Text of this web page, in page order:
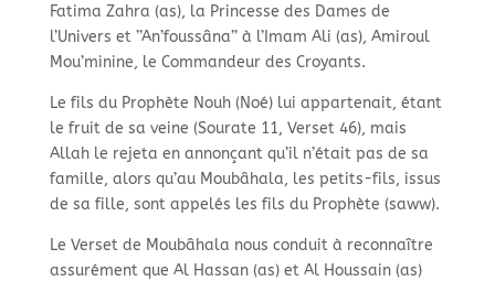
Fatima Zahra (as), la Princesse des Dames de
l’Univers et ’’An’foussâna’’ à l’Imam Ali (as), Amiroul
Mou’minine, le Commandeur des Croyants.
Le fils du Prophète Nouh (Noé) lui appartenait, étant
le fruit de sa veine (Sourate 11, Verset 46), mais
Allah le rejeta en annonçant qu’il n’était pas de sa
famille, alors qu’au Moubâhala, les petits-fils, issus
de sa fille, sont appelés les fils du Prophète (saww).
Le Verset de Moubâhala nous conduit à reconnaître
assurément que Al Hassan (as) et Al Houssain (as)